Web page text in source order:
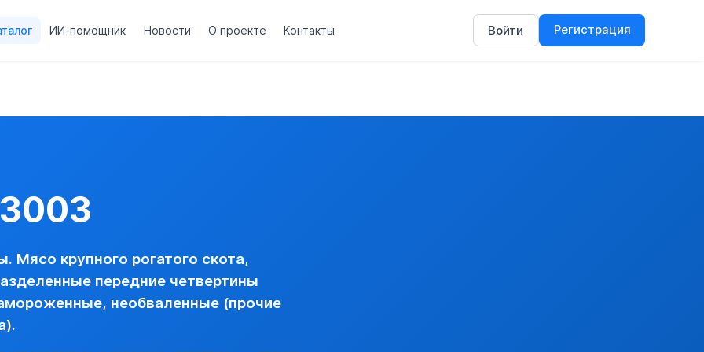
или разделенные передние четвертины --- прочие ---- высококачественная говядина <12>
под угрозой исчезновения, их частей или дериватов, подпадающих под действие Конвенции, кроме осетровых
Приложение 5
Порядок выдачи генеральных, разовых и исключительных лицензий на экспорт или импорт товаров, в том
ИИ-помощник Новости О проекте Контакты Войти Регистрация
крупного рогатого скота,
передние четвертины
необваленные (прочие